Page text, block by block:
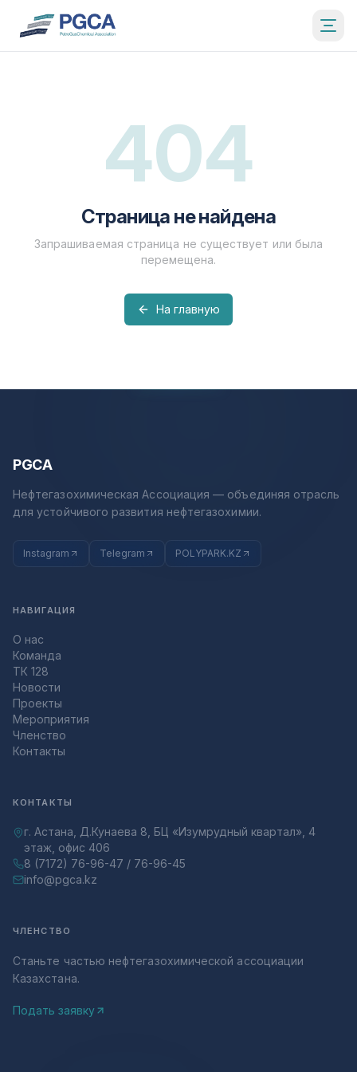
404
Страница не найдена
Запрашиваемая страница не существует или была
перемещена.
На главную
PGCA
Нефтегазохимическая Ассоциация — объединяя отрасль
для устойчивого развития нефтегазохимии.
Instagram Telegram POLYPARK.KZ
НАВИГАЦИЯ
О нас
Команда
ТК 128
Новости
Проекты
Мероприятия
Членство
Контакты
КОНТАКТЫ
г. Астана, Д.Кунаева 8, БЦ «Изумрудный квартал», 4
этаж, офис 406
8 (7172) 76-96-47 / 76-96-45
info@pgca.kz
ЧЛЕНСТВО
Станьте частью нефтегазохимической ассоциации
Казахстана.
Подать заявку